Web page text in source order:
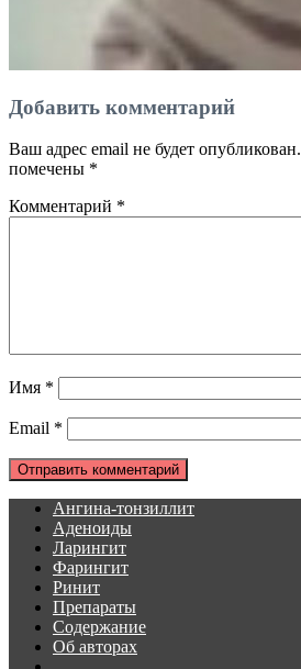
Добавить комментарий
Ваш адрес email не будет опубликован.
помечены *
Комментарий *
Имя *
Email *
Ангина-тонзиллит
Аденоиды
Ларингит
Фарингит
Ринит
Препараты
Содержание
Об авторах